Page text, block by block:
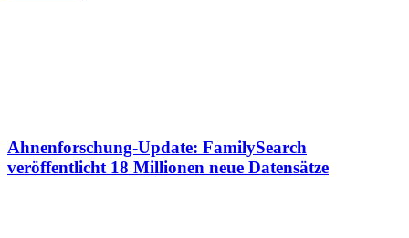
Ahnenforschung-Update: FamilySearch
veröffentlicht 18 Millionen neue Datensätze